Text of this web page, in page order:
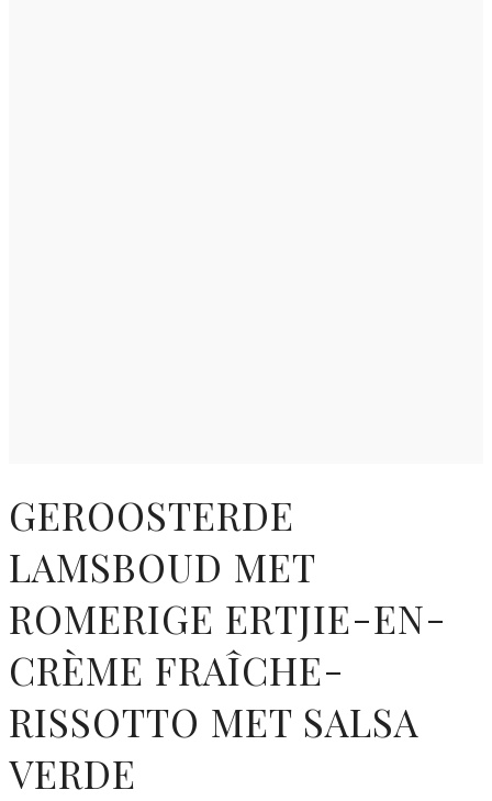
GEROOSTERDE
LAMSBOUD MET
ROMERIGE ERTJIE-EN-
CRÈME FRAÎCHE-
RISSOTTO MET SALSA
VERDE